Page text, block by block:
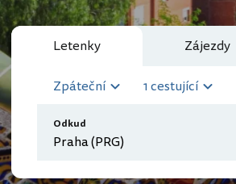
Letenky Zájezdy
Zpáteční 1 cestující
Odkud